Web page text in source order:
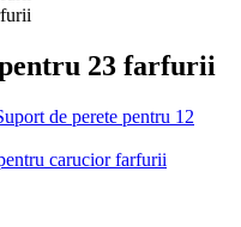
23 farfurii
de perete pentru 12
carucior farfurii